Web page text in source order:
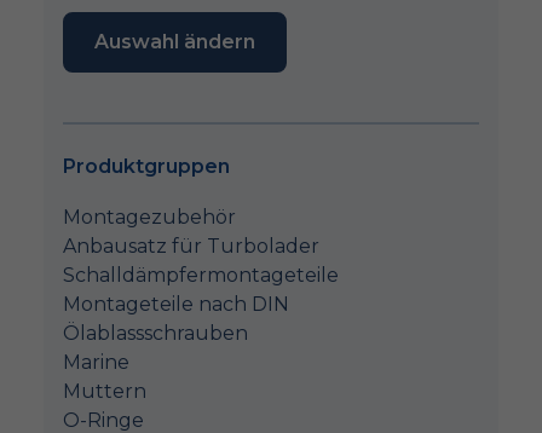
Auswahl ändern
Produktgruppen
Montagezubehör
Anbausatz für Turbolader
Schalldämpfermontageteile
Montageteile nach DIN
Ölablassschrauben
Marine
Muttern
O-Ringe